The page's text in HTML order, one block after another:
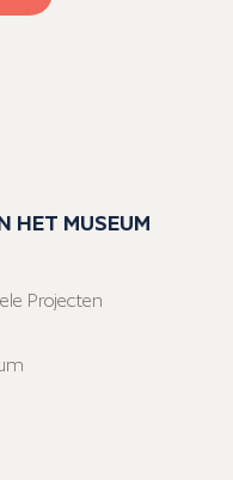
HET MUSEUM
Projecten